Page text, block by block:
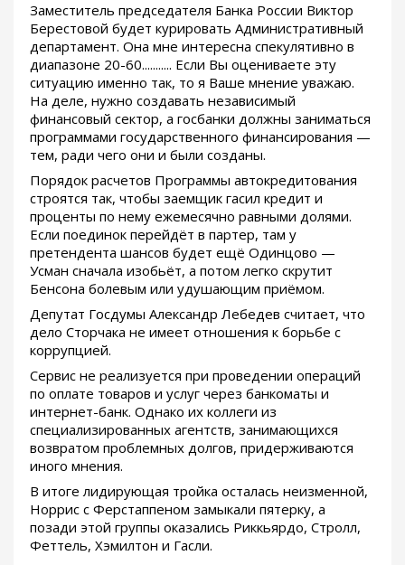
Заместитель председателя Банка России Виктор
Берестовой будет курировать Административный
департамент. Она мне интересна спекулятивно в
диапазоне 20-60........... Если Вы оцениваете эту
ситуацию именно так, то я Ваше мнение уважаю.
На деле, нужно создавать независимый
финансовый сектор, а госбанки должны заниматься
программами государственного финансирования —
тем, ради чего они и были созданы.
Порядок расчетов Программы автокредитования
строятся так, чтобы заемщик гасил кредит и
проценты по нему ежемесячно равными долями.
Если поединок перейдёт в партер, там у
претендента шансов будет ещё Одинцово —
Усман сначала изобьёт, а потом легко скрутит
Бенсона болевым или удушающим приёмом.
Депутат Госдумы Александр Лебедев считает, что
дело Сторчака не имеет отношения к борьбе с
коррупцией.
Сервис не реализуется при проведении операций
по оплате товаров и услуг через банкоматы и
интернет-банк. Однако их коллеги из
специализированных агентств, занимающихся
возвратом проблемных долгов, придерживаются
иного мнения.
В итоге лидирующая тройка осталась неизменной,
Норрис с Ферстаппеном замыкали пятерку, а
позади этой группы оказались Риккьярдо, Стролл,
Феттель, Хэмилтон и Гасли.